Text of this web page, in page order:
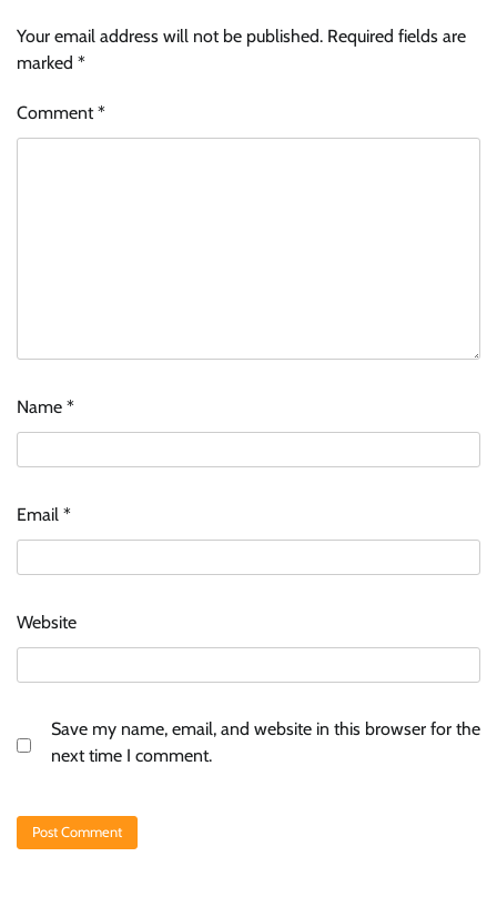
Your email address will not be published. Required fields are
marked *
Comment*
Name *
Email *
Website
Save my name, email, and website in this browser for the
next time I comment.